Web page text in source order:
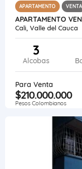
APARTAMENTO VENTA
Cali, Valle del Cauca
3
Alcobas
Para Venta
$210.000.000
Pesos Colombianos